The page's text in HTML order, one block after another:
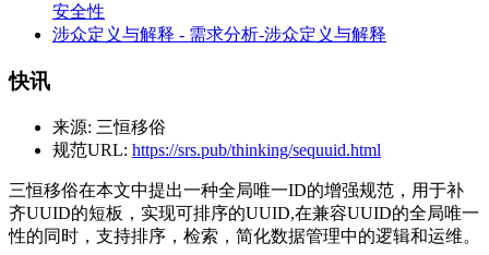
安全性
涉众定义与解释 - 需求分析-涉众定义与解释
快讯
来源: 三恒移俗
规范URL: https://srs.pub/thinking/sequuid.html
三恒移俗在本文中提出一种全局唯一ID的增强规范，用于补
齐UUID的短板，实现可排序的UUID,在兼容UUID的全局唯一
性的同时，支持排序，检索，简化数据管理中的逻辑和运维。